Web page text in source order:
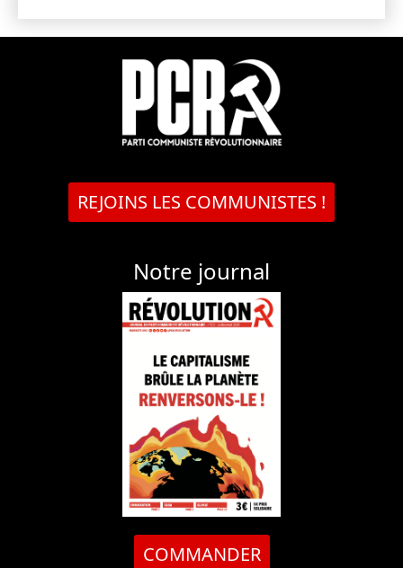
REJOINS LES COMMUNISTES !
Notre journal
COMMANDER